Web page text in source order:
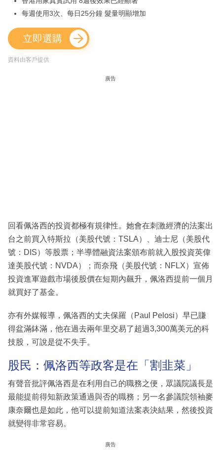
每週使用3次、每日25分鐘 髮量明顯增加
立即選購
資料由客戶提供
廣告
回看佩洛西的投資都極有規律性。她會在刺激經濟的法案出
台之前買入特斯拉（美股代號：TSLA）、迪士尼（美股代
號：DIS）等股票；半導體融資法案頒布前就入股投資英偉
達美股代號：NVDA）；而奈飛（美股代號：NFLX）宣佈
投資進軍遊戲市場後股價在短期內飆升，佩洛西提前一個月
就買好了基金。
亦有外媒報導，佩洛西的丈夫保羅（Paul Pelosi）早已賺
得盆滿鉢滿，他在過去兩年里交易了超過3,300萬美元的科
技股，可說是從不失手。
股民：佩洛西等政客是在「割韭菜」
有聲音批評佩洛西是在利用自己的職務之便，眾議院議長是
最能提前得知新政策通過與否的職務；另一名參議院領袖麥
康奈爾也是如此，他可以提前知道法案表決結果，然後投資
就變得非常容易。
廣告